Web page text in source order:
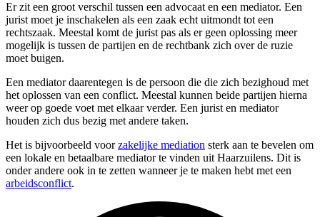
Er zit een groot verschil tussen een advocaat en een mediator. Een
jurist moet je inschakelen als een zaak echt uitmondt tot een
rechtszaak. Meestal komt de jurist pas als er geen oplossing meer
mogelijk is tussen de partijen en de rechtbank zich over de ruzie
moet buigen.
Een mediator daarentegen is de persoon die die zich bezighoud met
het oplossen van een conflict. Meestal kunnen beide partijen hierna
weer op goede voet met elkaar verder. Een jurist en mediator
houden zich dus bezig met andere taken.
Het is bijvoorbeeld voorzakelijke mediation sterk aan te bevelen om
een lokale en betaalbare mediator te vinden uit Haarzuilens. Dit is
onder andere ook in te zetten wanneer je te maken hebt met een
arbeidsconflict.